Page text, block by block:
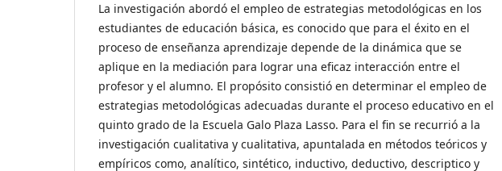
La investigación abordó el empleo de estrategias metodológicas en los
estudiantes de educación básica, es conocido que para el éxito en el
proceso de enseñanza aprendizaje depende de la dinámica que se
aplique en la mediación para lograr una eficaz interacción entre el
profesor y el alumno. El propósito consistió en determinar el empleo de
estrategias metodológicas adecuadas durante el proceso educativo en el
quinto grado de la Escuela Galo Plaza Lasso. Para el fin se recurrió a la
investigación cualitativa y cualitativa, apuntalada en métodos teóricos y
empíricos como, analítico, sintético, inductivo, deductivo, descriptico y